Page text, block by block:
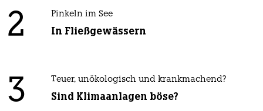
2 Pinkeln im See
In Fließgewässern
3 Teuer, unökologisch und krankmachend?
Sind Klimaanlagen böse?